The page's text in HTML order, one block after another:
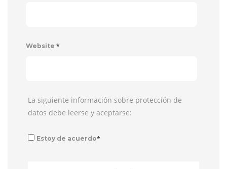
Website *
La siguiente información sobre protección de
datos debe leerse y aceptarse:
Estoy de acuerdo*